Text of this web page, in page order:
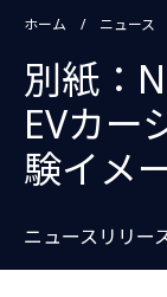
ホーム ニュース
別紙：
EVカー
験イメ
ニュースリリー